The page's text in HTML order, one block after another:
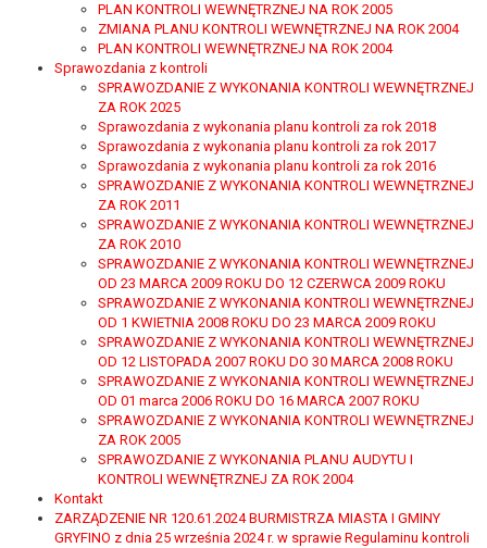
PLAN KONTROLI WEWNĘTRZNEJ NA ROK 2005
ZMIANA PLANU KONTROLI WEWNĘTRZNEJ NA ROK 2004
PLAN KONTROLI WEWNĘTRZNEJ NA ROK 2004
Sprawozdania z kontroli
SPRAWOZDANIE Z WYKONANIA KONTROLI WEWNĘTRZNEJ
ZA ROK 2025
Sprawozdania z wykonania planu kontroli za rok 2018
Sprawozdania z wykonania planu kontroli za rok 2017
Sprawozdania z wykonania planu kontroli za rok 2016
SPRAWOZDANIE Z WYKONANIA KONTROLI WEWNĘTRZNEJ
ZA ROK 2011
SPRAWOZDANIE Z WYKONANIA KONTROLI WEWNĘTRZNEJ
ZA ROK 2010
SPRAWOZDANIE Z WYKONANIA KONTROLI WEWNĘTRZNEJ
OD 23 MARCA 2009 ROKU DO 12 CZERWCA 2009 ROKU
SPRAWOZDANIE Z WYKONANIA KONTROLI WEWNĘTRZNEJ
OD 1 KWIETNIA 2008 ROKU DO 23 MARCA 2009 ROKU
SPRAWOZDANIE Z WYKONANIA KONTROLI WEWNĘTRZNEJ
OD 12 LISTOPADA 2007 ROKU DO 30 MARCA 2008 ROKU
SPRAWOZDANIE Z WYKONANIA KONTROLI WEWNĘTRZNEJ
OD 01 marca 2006 ROKU DO 16 MARCA 2007 ROKU
SPRAWOZDANIE Z WYKONANIA KONTROLI WEWNĘTRZNEJ
ZA ROK 2005
SPRAWOZDANIE Z WYKONANIA PLANU AUDYTU I
KONTROLI WEWNĘTRZNEJ ZA ROK 2004
Kontakt
ZARZĄDZENIE NR 120.61.2024 BURMISTRZA MIASTA I GMINY
GRYFINO z dnia 25 września 2024 r. w sprawie Regulaminu kontroli
Z przyczyn związanych z Pani/Pana
szczególną sytuacją. W razie wniesienia
sprzeciwu, administrator nie może już
przetwarzać tych danych osobowych, chyba
że wykaże on istnienie ważnych prawnie
uzasadnionych podstaw do przetwarzania,
nadrzędnych wobec interesów, praw i
wolności osoby, której dane dotyczą, lub
podstaw do ustalenia, dochodzenia lub
obrony roszczeń.
W przypadku gdy przetwarzanie danych
osobowych odbywa się na podstawie zgody osoby
na przetwarzanie danych osobowych (art. 6 ust. 1
lit a RODO), przysługuje Pani/Panu prawo do
cofnięcia tej zgody w dowolnym momencie.
Cofnięcie to nie ma wpływu na zgodność
przetwarzania, którego dokonano na podstawie
zgody przed jej cofnięciem.
Przysługuje Pani/Panu prawo wniesienia skargi do
organu nadzorczego na niezgodne z prawem
przetwarzanie Pani/Pana danych osobowych